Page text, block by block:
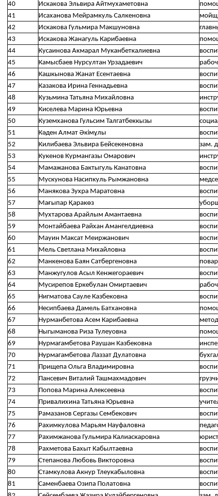
40
Искакова Эльвира Айтмухаметовна
41
Исаханова Мейрамкуль Салкеновна
42
Искакова Гульмира Макшуновна
43
Искакова Жанагуль Карибаевна
44
Кусаинова Акмарал Муканбеткалиевна
45
Камысбаев Нурсултан Урзадаевич
46
Кашкынова Жанат Есентаевна
47
Казакова Ирина Геннадьевна
48
Кузьмина Татьяна Михайловна
49
Киселева Марина Юрьевна
50
Куземханова Гульсим Талгатбеккызы
51
Кәден Алмат Әкімұлы
52
Килибаева Эльвира Бейсекеновна
зам.
53
Кукенов Курмангазы Омарович
54
Мамажанова Бактыгуль Канатовна
55
Мускунова Насипкуль Рымжановна
56
Манякова Зухра Маратовна
57
Мағыпар Қаракөз
58
Мухтарова Арайлым Амантаевна
59
Монтайбаева Райхан Амангелдиевна
60
Мауин Максат Меиржанович
61
Мель Светлана Михайловна
62
Манкенова Баян Сатбергеновна
повар
63
Манжугулов Асыл Кенжегораевич
64
Мусирепов Еркебулан Омиртаевич
65
Нигматова Сауле Казбековна
66
Несипбаева Дамель Батхановна
67
Нурманбетова Асем Карибаевна
68
Ныгыманова Риза Тулеуовна
69
Нурмагамбетова Раушан Казбековна
70
Нурмагамбетова Лаззат Дулатовна
71
Прищепа Ольга Владимировна
72
Пансевич Виталий Ташмахмадович
73
Попова Марина Алексеевна
74
Привалихина Татьяна Юрьевна
75
Рамазанов Сергазы Сембекович
76
Рахимкулова Марьям Науфаловна
77
Рахимжанова Гульмира Калиаскаровна
юрист
78
Рахметова Бахыт Кабылтаевна
79
Степанова Любовь Викторовна
80
Стамкулова Акнур Тлеукабыловна
81
Саменбаева Озипа Полатовна